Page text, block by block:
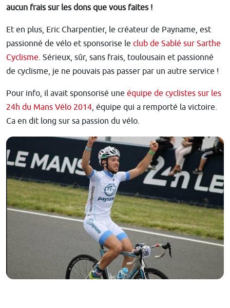
aucun frais sur les dons que vous faites !
Et en plus, Eric Charpentier, le créateur de Payname, est
passionné de vélo et sponsorise le club de Sablé sur Sarthe
Cyclisme. Sérieux, sûr, sans frais, toulousain et passionné
de cyclisme, je ne pouvais pas passer par un autre service !
Pour info, il avait sponsorisé une équipe de cyclistes sur les
24h du Mans Vélo 2014, équipe qui a remporté la victoire.
Ca en dit long sur sa passion du vélo.